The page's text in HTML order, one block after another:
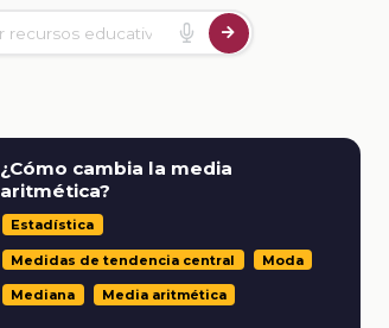
¿Cómo cambia la media
aritmética?
Estadística
Medidas de tendencia central Moda
Mediana Media aritmética